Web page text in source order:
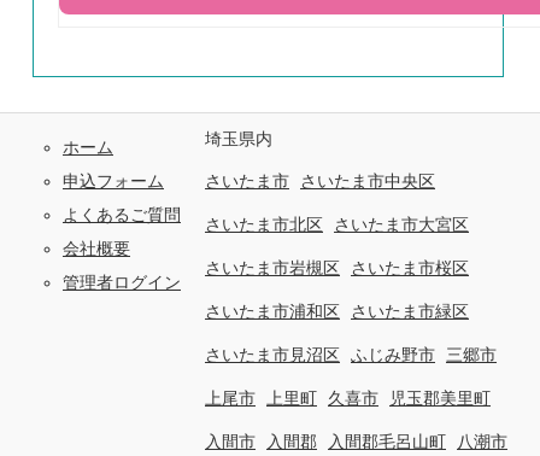
ホーム
申込フォーム
よくあるご質問
会社概要
管理者ログイン
埼玉県内
さいたま市 さいたま市中央区
さいたま市北区 さいたま市大宮区
さいたま市岩槻区 さいたま市桜区
さいたま市浦和区 さいたま市緑区
さいたま市見沼区 ふじみ野市 三郷市
上尾市 上里町 久喜市 児玉郡美里町
入間市 入間郡 入間郡毛呂山町 八潮市